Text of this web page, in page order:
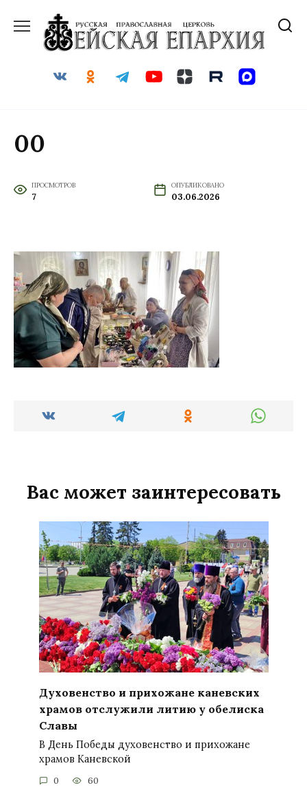
содержанию
00
ПРОСМОТРОВ
7
ОПУБЛИКОВАНО
03.06.2026
Вас может заинтересовать
Духовенство и прихожане каневских
храмов отслужили литию у обелиска
Славы
В День Победы духовенство и прихожане
храмов Каневской
0 60